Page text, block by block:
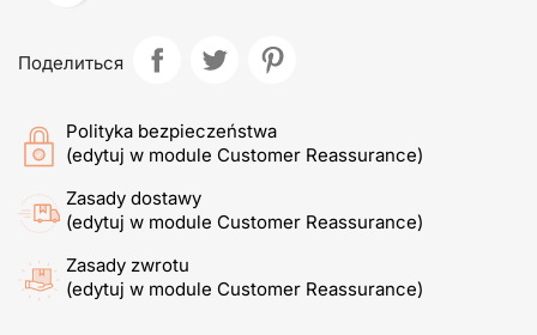
Поделиться
Polityka bezpieczeństwa
(edytuj w module Customer Reassurance)
Zasady dostawy
(edytuj w module Customer Reassurance)
Zasady zwrotu
(edytuj w module Customer Reassurance)